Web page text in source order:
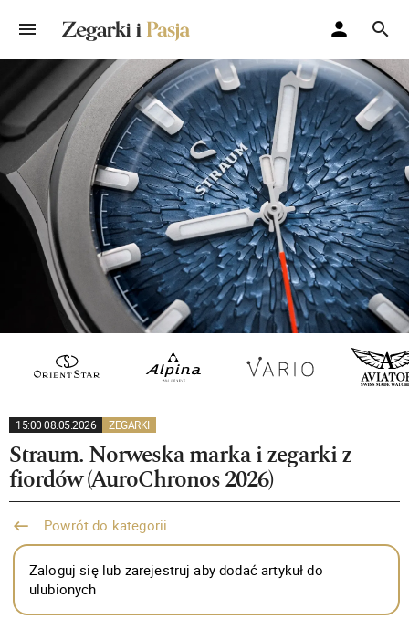
15:00 08.05.2026 ZEGARKI
Straum. Norweska marka i zegarki z
fiordów (AuroChronos 2026)
Powrót do kategorii
Zaloguj się lub zarejestruj aby dodać artykuł do
ulubionych